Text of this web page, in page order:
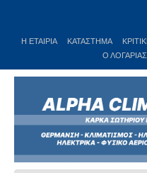
Η ΕΤΑΙΡΊΑ ΚΑΤΆΣΤΗΜΑ
Ο